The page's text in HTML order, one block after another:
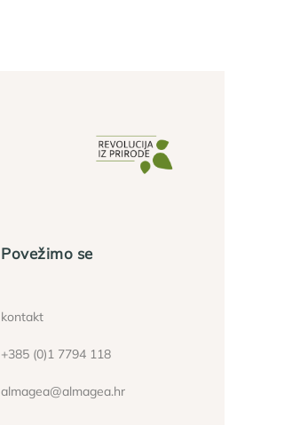
Povežimo se
kontakt
+385 (0)1 7794 118
almagea@almagea.hr